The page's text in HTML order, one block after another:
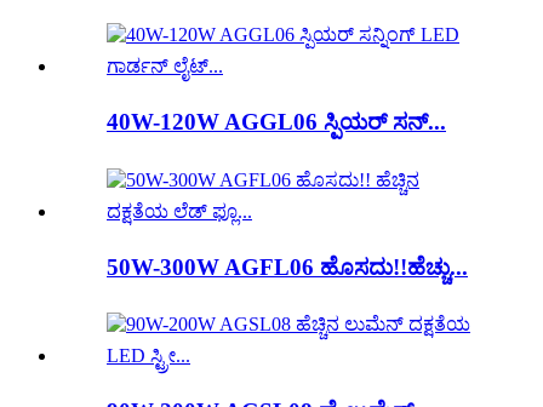
40W-120W AGGL06 ಸ್ಪಿಯರ್ ಸನ್...
50W-300W AGFL06 ಹೊಸದು!!ಹೆಚ್ಚು...